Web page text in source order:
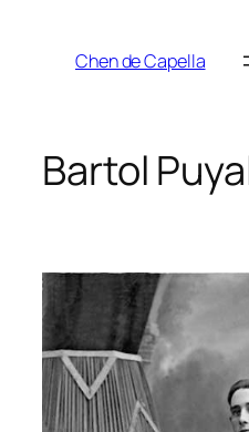
contenidoChen de Capella
Bartol